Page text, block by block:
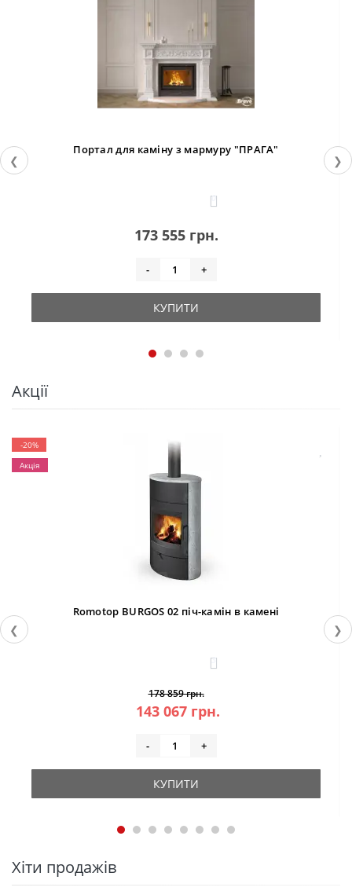
❮
Портал для каміну з мармуру "ПРАГА"
0
173 555 грн.
- +
КУПИТИ
❯
Акції
❮
-20%
Акція
Romotop BURGOS 02 піч-камін в камені
3
178 859 грн.
143 067 грн.
- +
КУПИТИ
❯
Хіти продажів